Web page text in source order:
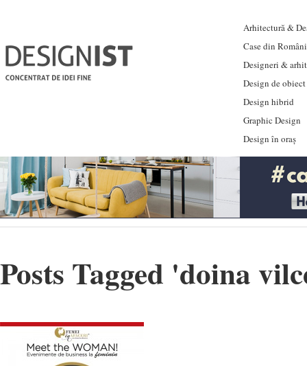
Arhitectură &
Case din
Designeri &
Design de obiect
Design hibrid
Graphic Design
Design în oraș
Posts Tagged 'doina